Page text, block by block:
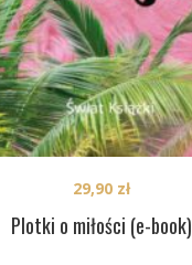
Plotki o miłości (e-book)
29,90 zł